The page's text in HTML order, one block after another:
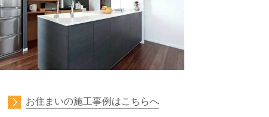
お住まいの施工事例はこちらへ